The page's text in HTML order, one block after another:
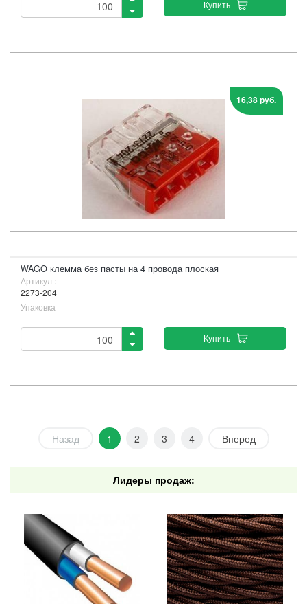
Купить
16,38 руб.
WAGO клемма без пасты на 4 провода плоская
Артикул :
2273-204
Упаковка
Купить
Назад 1 2 3 4 Вперед
Лидеры продаж: